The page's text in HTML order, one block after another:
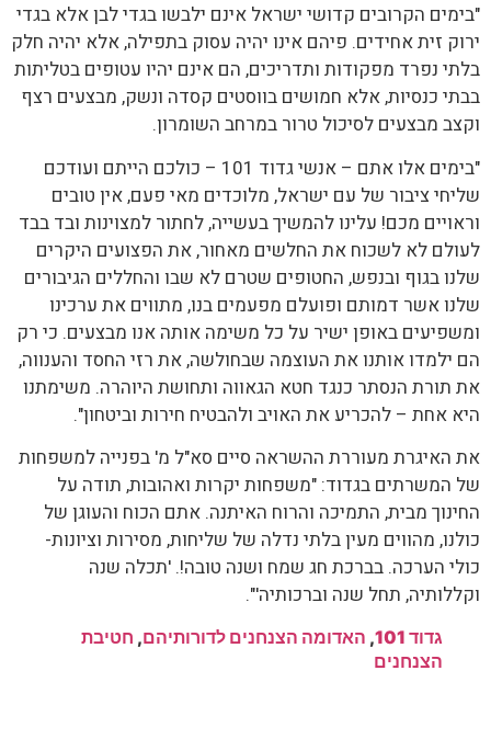
"בימים הקרובים קדושי ישראל אינם ילבשו בגדי לבן אלא בגדי
ירוק זית אחידים. פיהם אינו יהיה עסוק בתפילה, אלא יהיה חלק
בלתי נפרד מפקודות ותדריכים, הם אינם יהיו עטופים בטליתות
בבתי כנסיות, אלא חמושים בווסטים קסדה ונשק, מבצעים רצף
וקצב מבצעים לסיכול טרור במרחב השומרון.
"בימים אלו אתם – אנשי גדוד 101 – כולכם הייתם ועודכם
שליחי ציבור של עם ישראל, מלוכדים מאי פעם, אין טובים
וראויים מכם! עלינו להמשיך בעשייה, לחתור למצוינות ובד בבד
לעולם לא לשכוח את החלשים מאחור, את הפצועים היקרים
שלנו בגוף ובנפש, החטופים שטרם לא שבו והחללים הגיבורים
שלנו אשר דמותם ופועלם מפעמים בנו, מתווים את ערכינו
ומשפיעים באופן ישיר על כל משימה אותה אנו מבצעים. כי רק
הם ילמדו אותנו את העוצמה שבחולשה, את רזי החסד והענווה,
את תורת הנסתר כנגד חטא הגאווה ותחושת היוהרה. משימתנו
היא אחת – להכריע את האויב ולהבטיח חירות וביטחון".
את האיגרת מעוררת ההשראה סיים סא"ל מ' בפנייה למשפחות
של המשרתים בגדוד: "משפחות יקרות ואהובות, תודה על
החינוך מבית, התמיכה והרוח האיתנה. אתם הכוח והעוגן של
כולנו, מהווים מעין בלתי נדלה של שליחות, מסירות וציונות-
כולי הערכה. בברכת חג שמח ושנה טובה!. 'תכלה שנה
וקללותיה, תחל שנה וברכותיה'".
גדוד 101 , האדומה הצנחנים לדורותיהם, חטיבת
הצנחנים